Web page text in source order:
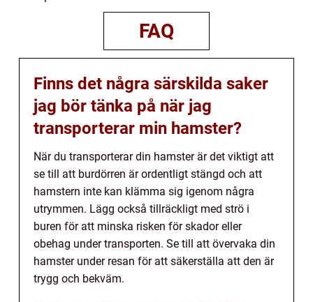
FAQ
Finns det några särskilda saker
jag bör tänka på när jag
transporterar min hamster?
När du transporterar din hamster är det viktigt att
se till att burdörren är ordentligt stängd och att
hamstern inte kan klämma sig igenom några
utrymmen. Lägg också tillräckligt med strö i
buren för att minska risken för skador eller
obehag under transporten. Se till att övervaka din
hamster under resan för att säkerställa att den är
trygg och bekväm.